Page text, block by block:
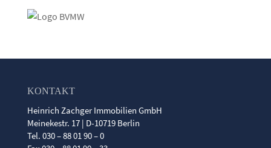
KONTAKT
Heinrich Zachger Immobilien GmbH
Meinekestr. 17 | D-10719 Berlin
Tel. 030 – 88 01 90 – 0